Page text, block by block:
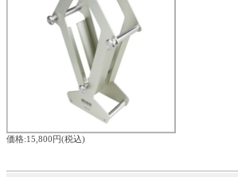
価格:15,800円(税込)